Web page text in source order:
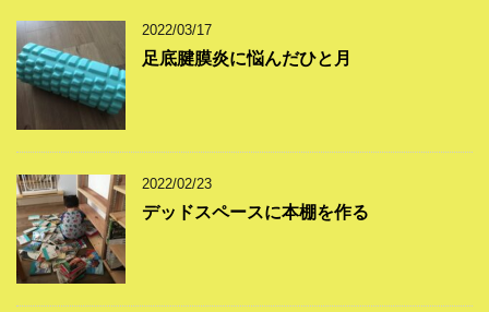
2022/03/17
足底腱膜炎に悩んだひと月
2022/02/23
デッドスペースに本棚を作る